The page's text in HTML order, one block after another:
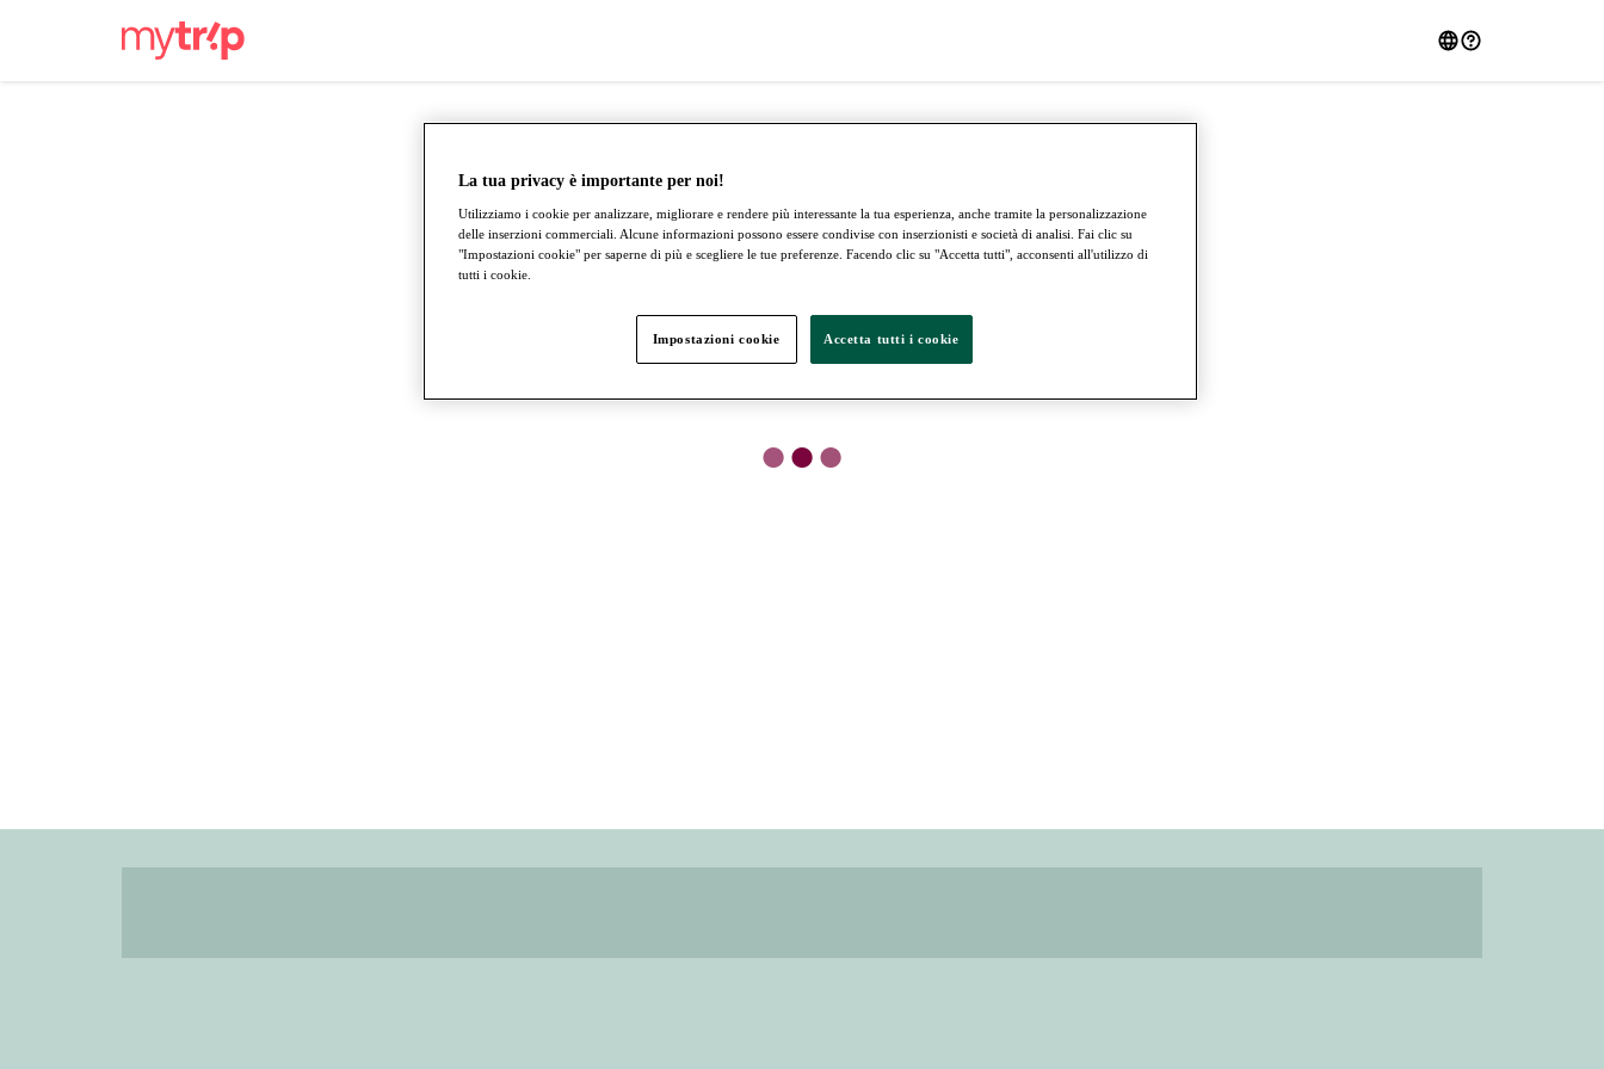
●●●
La tua privacy è importante per noi!
Utilizziamo i cookie per analizzare, migliorare e rendere più interessante la tua esperienza, anche tramite la personalizzazione
delle inserzioni commerciali. Alcune informazioni possono essere condivise con inserzionisti e società di analisi. Fai clic su
"Impostazioni cookie" per saperne di più e scegliere le tue preferenze. Facendo clic su "Accetta tutti", acconsenti all'utilizzo di
tutti i cookie.
Impostazioni cookie Accetta tutti i cookie